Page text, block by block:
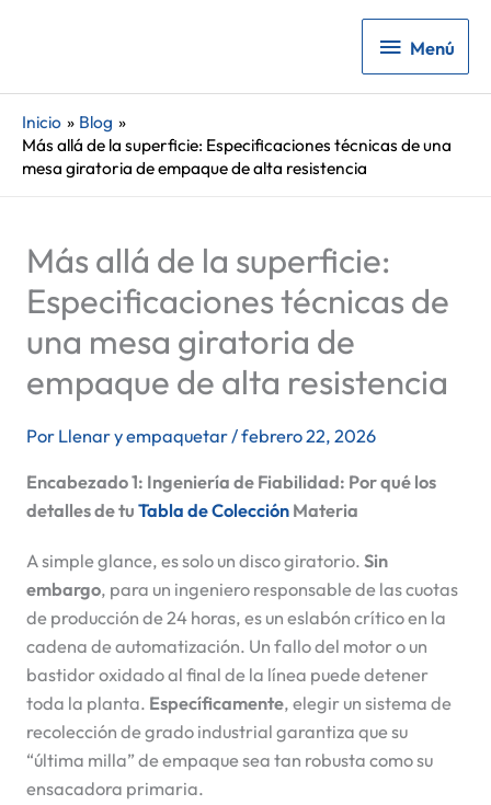
Menú
Menú
Inicio
Blog
Más allá de la superficie: Especificaciones técnicas de una
mesa giratoria de empaque de alta resistencia
Más allá de la superficie:
Especificaciones técnicas de
una mesa giratoria de
empaque de alta resistencia
Por Llenar y empaquetar/febrero 22, 2026
Encabezado 1: Ingeniería de Fiabilidad: Por qué los
detalles de tu Tabla de ColecciónMateria
A simple glance, es solo un disco giratorio. Sin
embargo, para un ingeniero responsable de las cuotas
de producción de 24 horas, es un eslabón crítico en la
cadena de automatización. Un fallo del motor o un
bastidor oxidado al final de la línea puede detener
toda la planta. Específicamente, elegir un sistema de
recolección de grado industrial garantiza que su
“última milla” de empaque sea tan robusta como su
ensacadora primaria.